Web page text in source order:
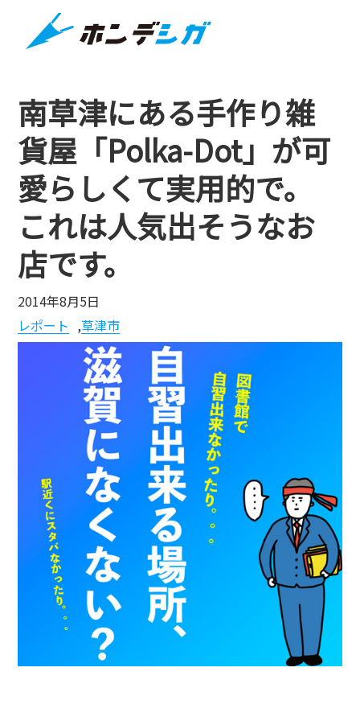
南草津にある手作り雑
貨屋「Polka-Dot」が可
愛らしくて実用的で。
これは人気出そうなお
店です。
2014年8月5日
レポート ,草津市